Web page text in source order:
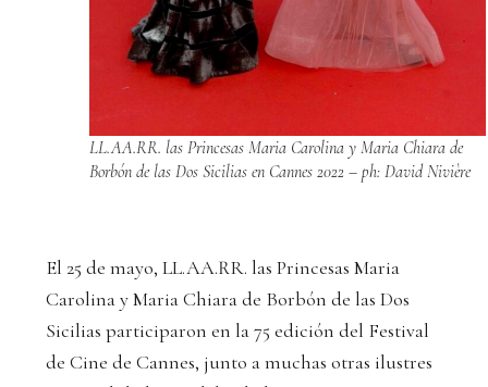
LL.AA.RR. las Princesas Maria Carolina y Maria Chiara de
Borbón de las Dos Sicilias en Cannes 2022 – ph: David Nivière
El 25 de mayo, LL.AA.RR. las Princesas Maria
Carolina y Maria Chiara de Borbón de las Dos
Sicilias participaron en la 75 edición del Festival
de Cine de Cannes, junto a muchas otras ilustres